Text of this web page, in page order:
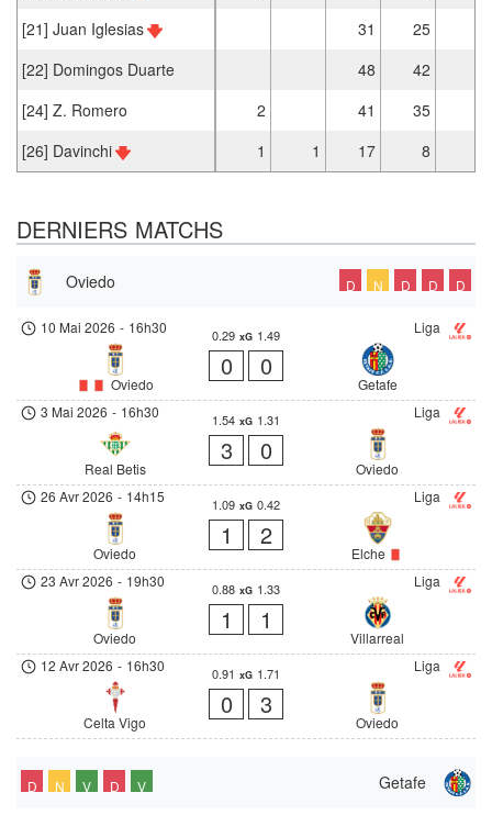
[21] Juan Iglesias
31 25
[22] Domingos Duarte
48
42
[24] Z. Romero
2 41
35
[26] Davinchi
1 1 17 8
DERNIERS MATCHS
Oviedo D N D D D
Liga
10 Mai 2026 - 16h30
Oviedo
0.29 xG 1.49
0 0
Getafe
Liga
3 Mai 2026 - 16h30
Real Betis
1.54 xG 1.31
3 0
Oviedo
Liga
26 Avr 2026 - 14h15
Oviedo
1.09 xG 0.42
1 2
Elche
Liga
23 Avr 2026 - 19h30
Oviedo
0.88 xG 1.33
1 1
Villarreal
Liga
12 Avr 2026 - 16h30
Celta Vigo
0.91 xG 1.71
0 3
Oviedo
Getafe
D N V D V